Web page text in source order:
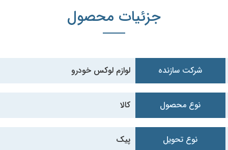
جزئیات محصول
شرکت سازنده لوازم لوکس خودرو
نوع محصول کالا
نوع تحویل پیک